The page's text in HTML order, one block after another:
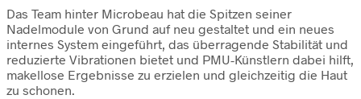
Das Team hinter Microbeau hat die Spitzen seiner
Nadelmodule von Grund auf neu gestaltet und ein neues
internes System eingeführt, das überragende Stabilität und
reduzierte Vibrationen bietet und PMU-Künstlern dabei hilft,
makellose Ergebnisse zu erzielen und gleichzeitig die Haut
zu schonen.